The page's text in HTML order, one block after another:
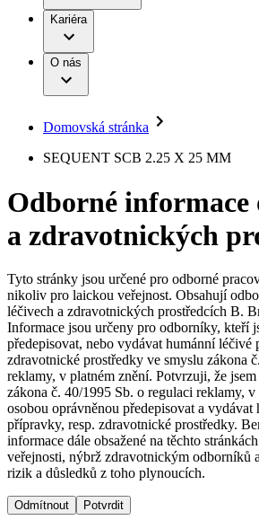
Léčba bolesti
Mimotělní očišťování krve
Neurochirurgie
Onkologie
Ortopedie
Páteřní chirurgie
Péče o rány
Prevence a kontrola
Uzavírání ran
Řešení
Terapie
Onemocnění
B. Braun Avitum
Dialyzační střediska​
B. Braun Avitum poskytuje kvalitní
svých střediscích v České republice.
dozvíte na stránkách jednotlivých
Práce a kariéra
Naše kultura
Vaše příležitost​
Nabídky pracovních míst
Objevte své kariérní příležitosti ​v B.
práce​ pro zajímavé pozice.​
Odpovědnost
Média
Tiskové zprávy
Kontakt
Kontaktní formulář
Registrace k odběru
Odpovědnost
Média
Kontakt
Kariéra
O nás
Domovská stránka
SEQUENT SCB 2.25 X 25 MM
Odborné informace
a zdravotnických
Tyto stránky jsou určené pro odborné
nikoliv pro laickou veřejnost. Obsahují
léčivech a zdravotnických prostředcích B.
Informace jsou určeny pro odborníky, kteří
předepisovat, nebo vydávat humánní léčivé
zdravotnické prostředky ve smyslu zákona
reklamy, v platném znění. Potvrzuji, že
zákona č. 40/1995 Sb. o regulaci reklamy,
osobou oprávněnou předepisovat a vydávat
přípravky, resp. zdravotnické prostředky.
informace dále obsažené na těchto
veřejnosti, nýbrž zdravotnickým odborníků
rizik a důsledků z toho plynoucích.
Odmítnout Potvrdit